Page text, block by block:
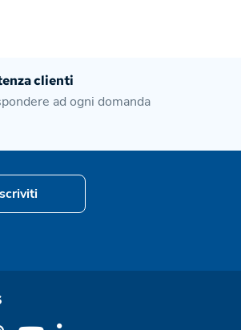
clienti
ad ogni domanda